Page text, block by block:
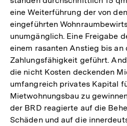
eine Weiterführung der von
eingeführten
unumgänglich. Eine Freigabe
einem rasanten Anstieg bis an
Zahlungsfähigkeit geführt.
die nicht Kosten deckenden
umfangreich privates Kapital
Mietwohnungsbau zu
der BRD reagierte auf die
Schäden und auf die